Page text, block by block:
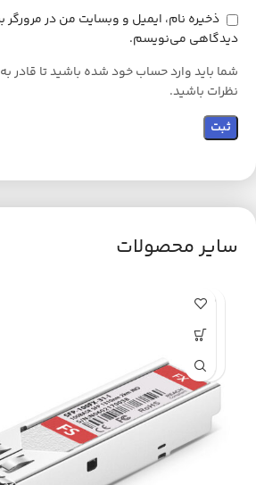
ذخیره نام، ایمیل و وبسایت من در مرورگر
دیدگاهی می‌نویسم.
شما باید وارد حساب خود شده باشید تا قادر
نظرات باشید.
سایر محصولات